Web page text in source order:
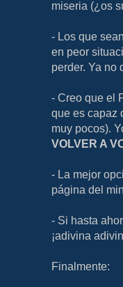
miseria (¿os
- Los que
en peor
perder. Ya no
- Creo que el
que es capaz
muy pocos).
VOLVER A
- La mejor
página del
- Si hasta
¡adivina
Finalmente: